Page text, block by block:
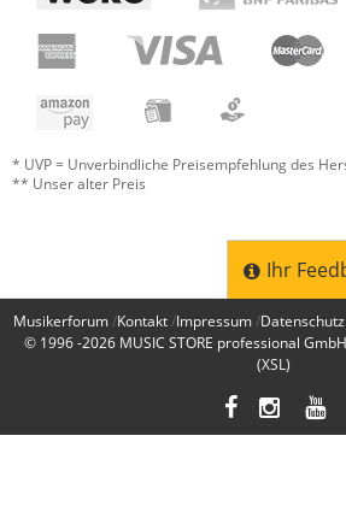
* UVP = Unverbindliche Preisempfehlung des
** Unser alter Preis
Ihr
Musikerforum Kontakt Impressum Datenschutz
© 1996 -2026 MUSIC STORE professional GmbH
(XSL)